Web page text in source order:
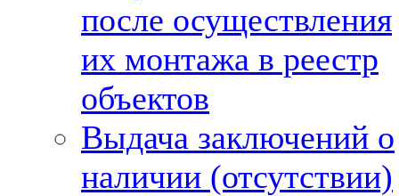
после осуществления
их монтажа в реестр
объектов
Выдача заключений о
наличии (отсутствии)